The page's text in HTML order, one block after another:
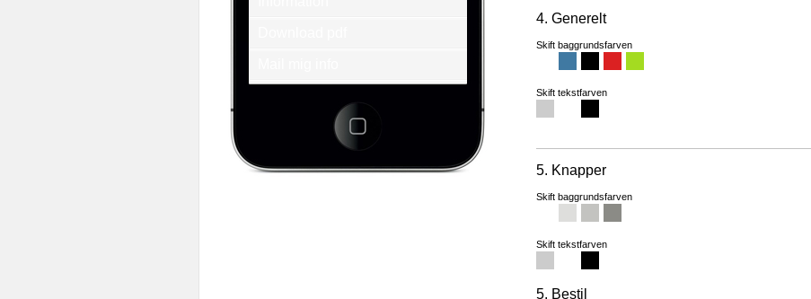
Fredens Torv 1 2.th
Tlf.: + 45 86 20 94 93
4. Generelt
Skift baggrundsfarven
Skift tekstfarven
5. Knapper
Skift baggrundsfarven
Skift tekstfarven
5. Bestil